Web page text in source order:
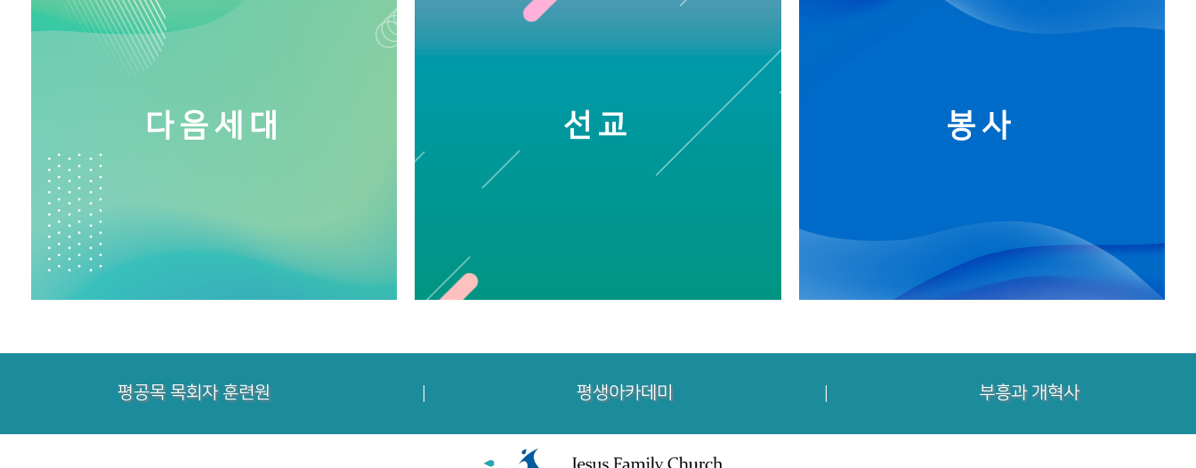
다음세대 선교 봉사
평공목 목회자 훈련원 평생아카데미 부흥과 개혁사